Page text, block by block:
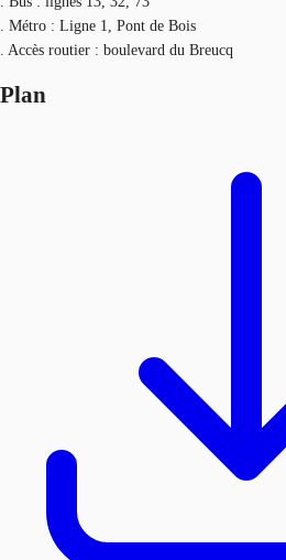
. Métro : Ligne 1, Pont de Bois
. Accès routier : boulevard du Breucq
Plan